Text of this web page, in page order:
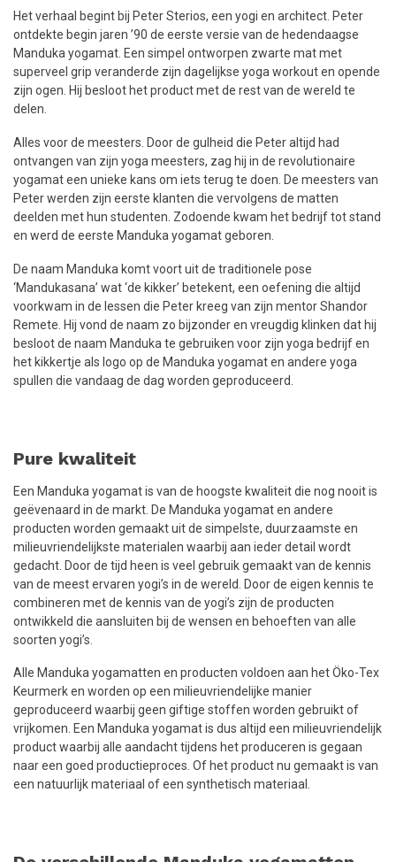
Het verhaal begint bij Peter Sterios, een yogi en architect. Peter
ontdekte begin jaren ’90 de eerste versie van de hedendaagse
Manduka yogamat. Een simpel ontworpen zwarte mat met
superveel grip veranderde zijn dagelijkse yoga workout en opende
zijn ogen. Hij besloot het product met de rest van de wereld te
delen.
Alles voor de meesters. Door de gulheid die Peter altijd had
ontvangen van zijn yoga meesters, zag hij in de revolutionaire
yogamat een unieke kans om iets terug te doen. De meesters van
Peter werden zijn eerste klanten die vervolgens de matten
deelden met hun studenten. Zodoende kwam het bedrijf tot stand
en werd de eerste Manduka yogamat geboren.
De naam Manduka komt voort uit de traditionele pose
‘Mandukasana’ wat ‘de kikker’ betekent, een oefening die altijd
voorkwam in de lessen die Peter kreeg van zijn mentor Shandor
Remete. Hij vond de naam zo bijzonder en vreugdig klinken dat hij
besloot de naam Manduka te gebruiken voor zijn yoga bedrijf en
het kikkertje als logo op de Manduka yogamat en andere yoga
spullen die vandaag de dag worden geproduceerd.
Pure kwaliteit
Een Manduka yogamat is van de hoogste kwaliteit die nog nooit is
geëvenaard in de markt. De Manduka yogamat en andere
producten worden gemaakt uit de simpelste, duurzaamste en
milieuvriendelijkste materialen waarbij aan ieder detail wordt
gedacht. Door de tijd heen is veel gebruik gemaakt van de kennis
van de meest ervaren yogi’s in de wereld. Door de eigen kennis te
combineren met de kennis van de yogi’s zijn de producten
ontwikkeld die aansluiten bij de wensen en behoeften van alle
soorten yogi’s.
Alle Manduka yogamatten en producten voldoen aan het Öko-Tex
Keurmerk en worden op een milieuvriendelijke manier
geproduceerd waarbij geen giftige stoffen worden gebruikt of
vrijkomen. Een Manduka yogamat is dus altijd een milieuvriendelijk
product waarbij alle aandacht tijdens het produceren is gegaan
naar een goed productieproces. Of het product nu gemaakt is van
een natuurlijk materiaal of een synthetisch materiaal.